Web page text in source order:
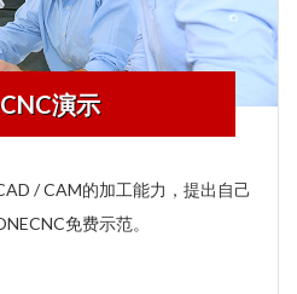
演示
/ CAM的加工能力，提出自己
免费示范。